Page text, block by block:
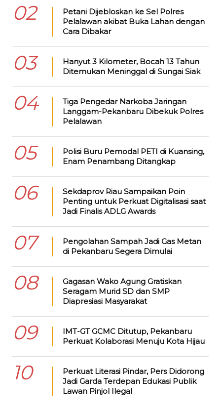
02
Petani Dijebloskan ke Sel Polres
Pelalawan akibat Buka Lahan dengan
Cara Dibakar
03
Hanyut 3 Kilometer, Bocah 13 Tahun
Ditemukan Meninggal di Sungai Siak
04
Tiga Pengedar Narkoba Jaringan
Langgam-Pekanbaru Dibekuk Polres
Pelalawan
05
Polisi Buru Pemodal PETI di Kuansing,
Enam Penambang Ditangkap
06
Sekdaprov Riau Sampaikan Poin
Penting untuk Perkuat Digitalisasi saat
Jadi Finalis ADLG Awards
07
Pengolahan Sampah Jadi Gas Metan
di Pekanbaru Segera Dimulai
08
Gagasan Wako Agung Gratiskan
Seragam Murid SD dan SMP
Diapresiasi Masyarakat
09
IMT-GT GCMC Ditutup, Pekanbaru
Perkuat Kolaborasi Menuju Kota Hijau
10
Perkuat Literasi Pindar, Pers Didorong
Jadi Garda Terdepan Edukasi Publik
Lawan Pinjol Ilegal